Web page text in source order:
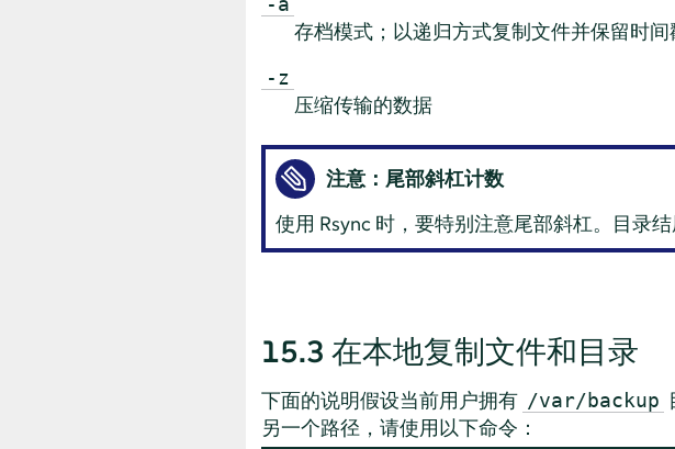
存档模式；以递归方式复制文件并保留时
-z
压缩传输的数据
注意：尾部斜杠计数
使用 Rsync 时，要特别注意尾部斜杠。目录
15.3 在本地复制文件和目录
下面的说明假设当前用户拥有 /var/backup
另一个路径，请使用以下命令：